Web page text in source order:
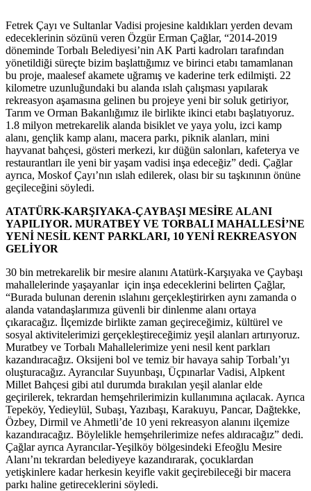
Fetrek Çayı ve Sultanlar Vadisi projesine kaldıkları yerden devam
edeceklerinin sözünü veren Özgür Erman Çağlar, “2014-2019
döneminde Torbalı Belediyesi’nin AK Parti kadroları tarafından
yönetildiği süreçte bizim başlattığımız ve birinci etabı tamamlanan
bu proje, maalesef akamete uğramış ve kaderine terk edilmişti. 22
kilometre uzunluğundaki bu alanda ıslah çalışması yapılarak
rekreasyon aşamasına gelinen bu projeye yeni bir soluk getiriyor,
Tarım ve Orman Bakanlığımız ile birlikte ikinci etabı başlatıyoruz.
1.8 milyon metrekarelik alanda bisiklet ve yaya yolu, izci kamp
alanı, gençlik kamp alanı, macera parkı, piknik alanları, mini
hayvanat bahçesi, gösteri merkezi, kır düğün salonları, kafeterya ve
restaurantları ile yeni bir yaşam vadisi inşa edeceğiz” dedi. Çağlar
ayrıca, Moskof Çayı’nın ıslah edilerek, olası bir su taşkınının önüne
geçileceğini söyledi.
ATATÜRK-KARŞIYAKA-ÇAYBAŞI MESİRE ALANI
YAPILIYOR. MURATBEY VE TORBALI MAHALLESİ’NE
YENİ NESİL KENT PARKLARI, 10 YENİ REKREASYON
GELİYOR
30 bin metrekarelik bir mesire alanını Atatürk-Karşıyaka ve Çaybaşı
mahallelerinde yaşayanlar için inşa edeceklerini belirten Çağlar,
“Burada bulunan derenin ıslahını gerçekleştirirken aynı zamanda o
alanda vatandaşlarımıza güvenli bir dinlenme alanı ortaya
çıkaracağız. İlçemizde birlikte zaman geçireceğimiz, kültürel ve
sosyal aktivitelerimizi gerçekleştireceğimiz yeşil alanları artırıyoruz.
Muratbey ve Torbalı Mahallelerimize yeni nesil kent parkları
kazandıracağız. Oksijeni bol ve temiz bir havaya sahip Torbalı’yı
oluşturacağız. Ayrancılar Suyunbaşı, Üçpınarlar Vadisi, Alpkent
Millet Bahçesi gibi atıl durumda bırakılan yeşil alanlar elde
geçirilerek, tekrardan hemşehrilerimizin kullanımına açılacak. Ayrıca
Tepeköy, Yedieylül, Subaşı, Yazıbaşı, Karakuyu, Pancar, Dağtekke,
Özbey, Dirmil ve Ahmetli’de 10 yeni rekreasyon alanını ilçemize
kazandıracağız. Böylelikle hemşehrilerimize nefes aldıracağız” dedi.
Çağlar ayrıca Ayrancılar-Yeşilköy bölgesindeki Efeoğlu Mesire
Alanı’nı tekrardan belediyeye kazandırarak, çocuklardan
yetişkinlere kadar herkesin keyifle vakit geçirebileceği bir macera
parkı haline getireceklerini söyledi.